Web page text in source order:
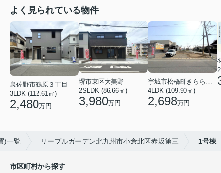
よく見られている物件
泉佐野市鶴原３丁目
3LDK (112.61㎡)
2,480万円
堺市東区大美野
2SLDK (86.66㎡)
3,980万円
宇城市松橋町きらら３丁目
4LDK (109.90㎡)
2,698万円
)一覧 リーブルガーデン北九州市小倉北区赤坂第三 1号棟
市区町村から探す